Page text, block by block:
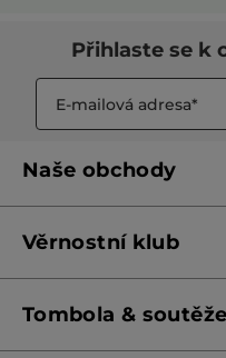
Přihlaste se
Naše obchody
Franšízing
Věrnostní klub
Pravidla věrnostního
Tombola &